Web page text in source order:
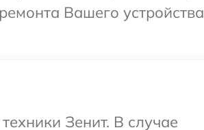
Вашего устройства
Зенит. В случае